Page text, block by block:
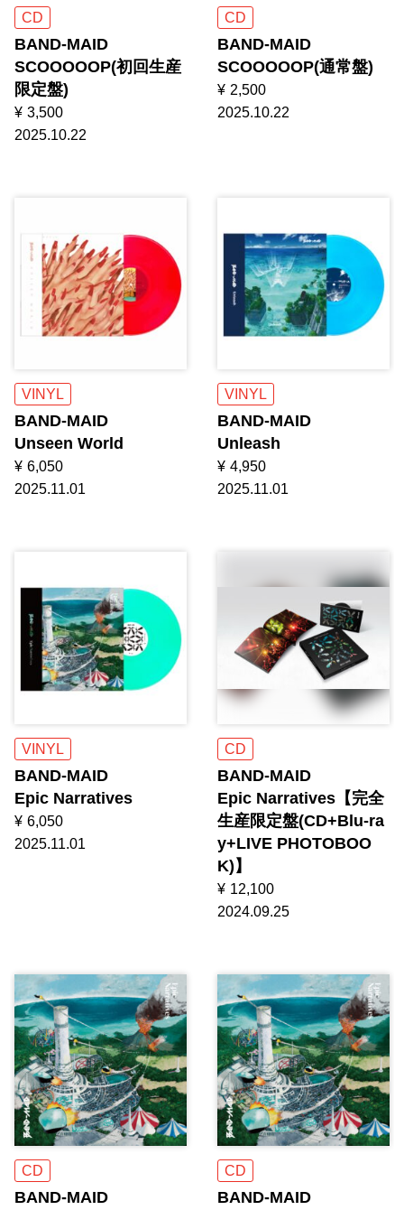
CD
BAND-MAID
SCOOOOOP(初回生産
限定盤)
¥ 3,500
2025.10.22
CD
BAND-MAID
SCOOOOOP(通常盤)
¥ 2,500
2025.10.22
VINYL
BAND-MAID
Unseen World
¥ 6,050
2025.11.01
VINYL
BAND-MAID
Unleash
¥ 4,950
2025.11.01
VINYL
BAND-MAID
Epic Narratives
¥ 6,050
2025.11.01
CD
BAND-MAID
Epic Narratives【完全
生産限定盤(CD+Blu-ra
y+LIVE PHOTOBOO
K)】
¥ 12,100
2024.09.25
CD
BAND-MAID
CD
BAND-MAID